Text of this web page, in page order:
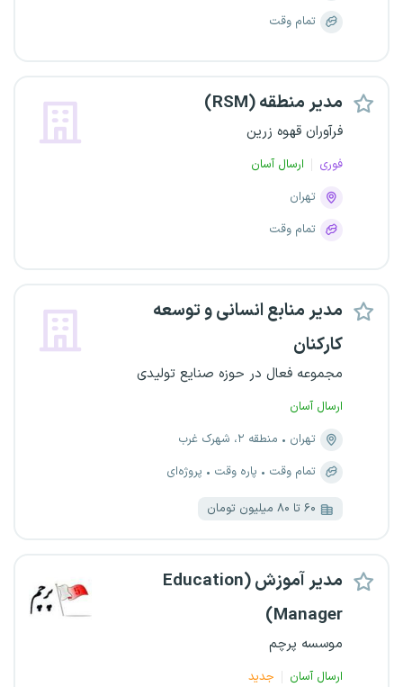
تمام وقت
مدیر منطقه (RSM)
فرآوران قهوه زرین
فوری
ارسال آسان
تهران
تمام وقت
مدیر منابع انسانی و توسعه
کارکنان
مجموعه فعال در حوزه صنایع تولیدی
ارسال آسان
تهران
منطقه ۲، شهرک غرب
تمام وقت
پاره وقت پروژه‌ای
۶۰ تا ۸۰ میلیون تومان
مدیر آموزش (Education
Manager)
موسسه پرچم
ارسال آسان
جدید